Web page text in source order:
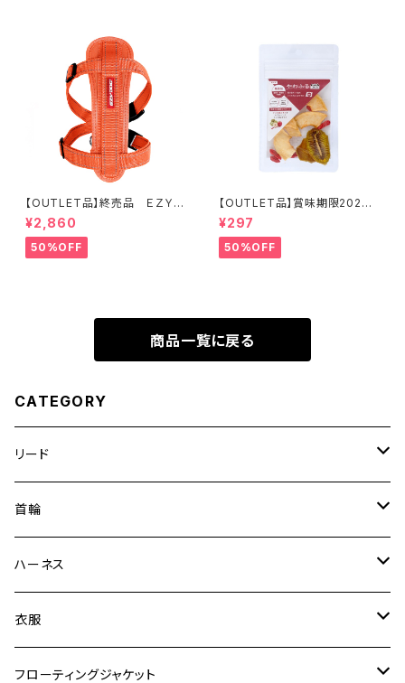
【OUTLET品】終売品 ＥＺＹＤ
¥2,860
50%OFF
【OUTLET品】賞味期限2026
年10月22日【犬用おやつ】やわ
ふる クコの実エキスをスプレ
ーしたリンゴ＆キウイスライスカ
ット 10g
¥297
50%OFF
商品一覧に戻る
CATEGORY
リード
エッセンシャル
ゼロショック
ロードランナー
ヴァリオ
首輪
エッセンシャル
ネオカラー
ダブルロックカラー
ハーネス
エッセンシャル
ハーネス
衣服
ラッシュガード
フローティングジャケット